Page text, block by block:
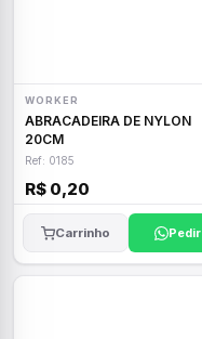
WORKER
ABRACADEIRA DE NYLON
20CM
Ref: 0185
R$ 0,20
Carrinho Pedir